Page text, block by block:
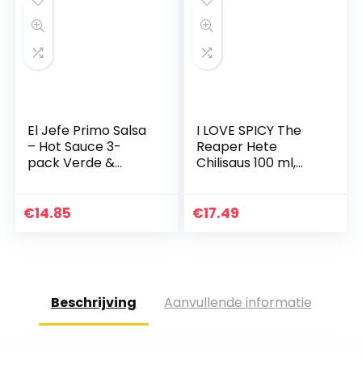
El Jefe Primo Salsa
– Hot Sauce 3-
pack Verde &
€14.85
I LOVE SPICY The
Reaper Hete
Chilisaus 100 ml,
SHU (Carolina
€17.49
Beschrijving Aanvullende informatie